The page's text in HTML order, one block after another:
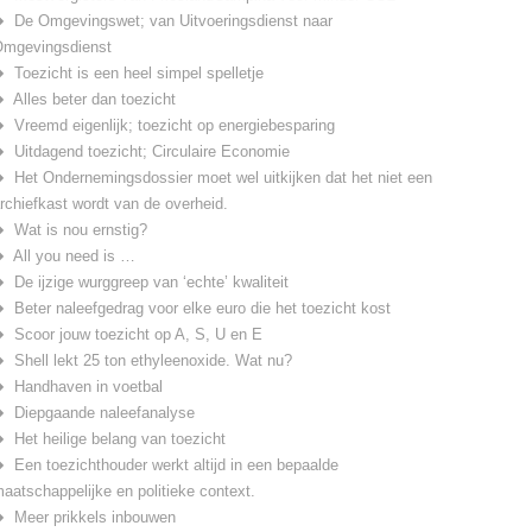
De Omgevingswet; van Uitvoeringsdienst naar
Toezicht is een heel simpel spelletje
Alles beter dan toezicht
Vreemd eigenlijk; toezicht op energiebesparing
Uitdagend toezicht; Circulaire Economie
Het Ondernemingsdossier moet wel uitkijken dat het niet een
wordt van de overheid.
Wat is nou ernstig?
All you need is …
De ijzige wurggreep van ‘echte’ kwaliteit
Beter naleefgedrag voor elke euro die het toezicht kost
Scoor jouw toezicht op A, S, U en E
Shell lekt 25 ton ethyleenoxide. Wat nu?
Handhaven in voetbal
Diepgaande naleefanalyse
Het heilige belang van toezicht
Een toezichthouder werkt altijd in een bepaalde
en politieke context.
Meer prikkels inbouwen